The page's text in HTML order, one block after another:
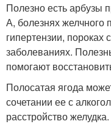
Полезно есть арбузы
А, болезнях желчного
гипертензии, пороках
заболеваниях.
помогают
Полосатая ягода
сочетании ее с
расстройство желудка.